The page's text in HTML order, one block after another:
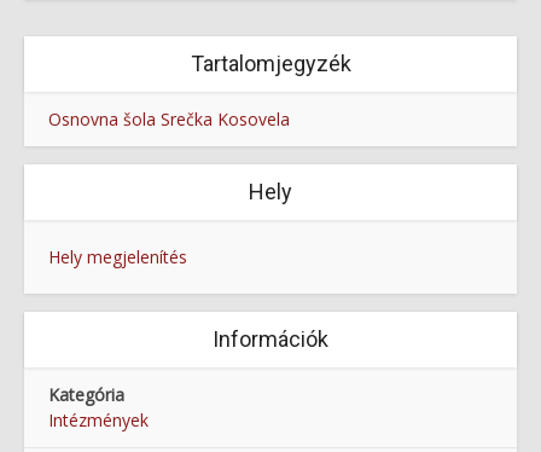
Tartalomjegyzék
Osnovna šola Srečka Kosovela
Hely
Hely megjelenítés
Információk
Kategória
Intézmények